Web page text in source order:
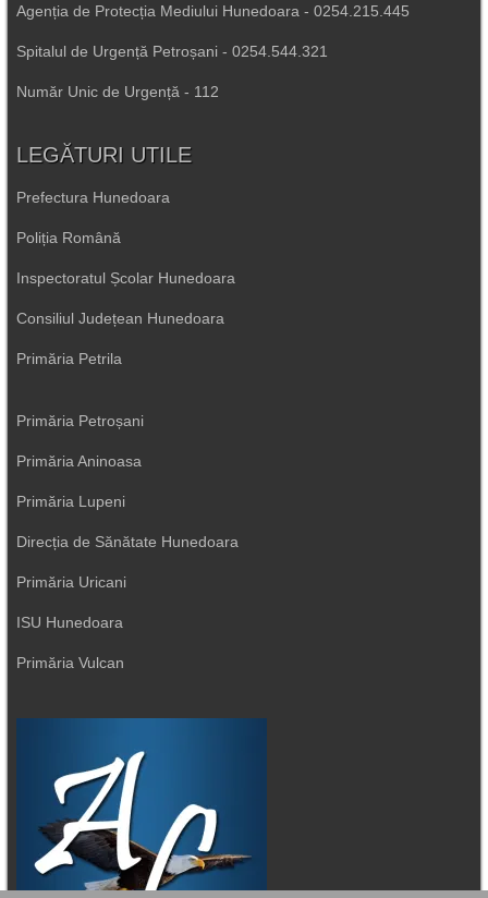
Agenția de Protecția Mediului Hunedoara - 0254.215.445
Spitalul de Urgență Petroșani - 0254.544.321
Număr Unic de Urgență - 112
LEGĂTURI UTILE
Prefectura Hunedoara
Poliția Română
Inspectoratul Școlar Hunedoara
Consiliul Județean Hunedoara
Primăria Petrila
Primăria Petroșani
Primăria Aninoasa
Primăria Lupeni
Direcția de Sănătate Hunedoara
Primăria Uricani
ISU Hunedoara
Primăria Vulcan